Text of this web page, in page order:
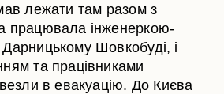
лежати там разом з
працювала інженеркою-
Шовкобуді, і
та працівниками
в евакуацію. До Києва